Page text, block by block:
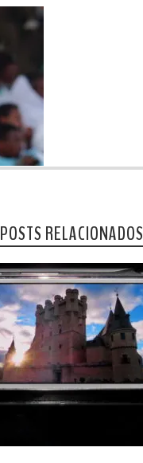
POSTS RELACIONADOS